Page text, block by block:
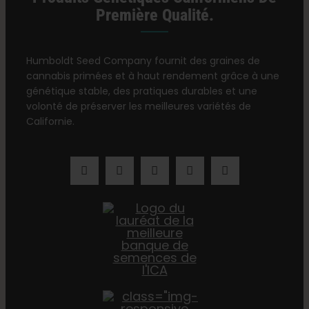
Première Qualité.
Humboldt Seed Company fournit des graines de
cannabis primées et à haut rendement grâce à une
génétique stable, des pratiques durables et une
volonté de préserver les meilleures variétés de
Californie.